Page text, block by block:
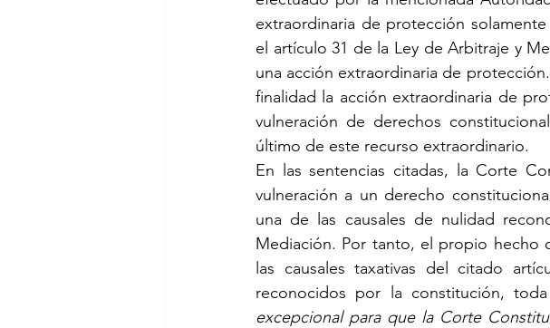
extraordinaria de protección
el artículo 31 de la Ley de Arbitraje y
una acción extraordinaria de
finalidad la acción extraordinaria de
vulneración de derechos
último de este recurso extraordinario.
En las sentencias citadas, la Corte
vulneración a un derecho
una de las causales de nulidad
Mediación. Por tanto, el propio hecho
las causales taxativas del citado
reconocidos por la constitución,
excepcional para que la Corte